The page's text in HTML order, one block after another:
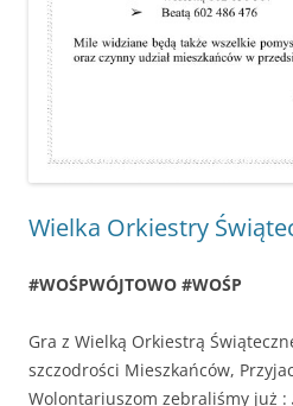
Wielka Orkiestry
#WOŚPWÓJTOWO #WOŚP
Gra z Wielką Orkiestrą
szczodrości Mieszkańców,
Wolontariuszom zebraliśmy już :